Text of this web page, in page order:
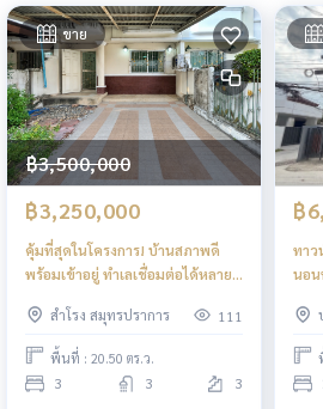
ขาย
฿3,500,000
฿3,250,000
คุ้มที่สุดในโครงการ! บ้านสภาพดี
พร้อมเข้าอยู่ ทำเลเชื่อมต่อได้หลาย
ศรีนครินทร์ / 3 ห้องนอน (ขาย),
Supalai Ville Sukhumvit -
Srinakarin / 3 Bedrooms (FOR
SALE) GNG159
สำโรง สมุทรปราการ 111
พื้นที่ : 20.50 ตร.ว.
3 3 3
฿
ทาว
นอน